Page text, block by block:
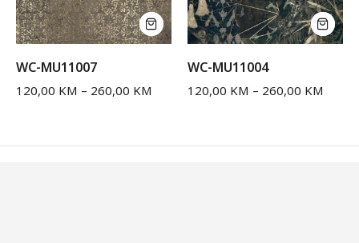
WC-MU11007
120,00 KM – 260,00 KM
WC-MU11004
120,00 KM – 260,00 KM